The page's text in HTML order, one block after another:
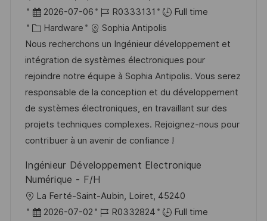
o
c
a
t
i
o
n
P
o
s
t
e
d
D
a
t
2026-07-06
J
o
b
I
d
R0333131
Full time
C
a
t
e
g
o
r
y
Hardware
Sophia Antipolis
Nous recherchons un Ingénieur développement et
intégration de systèmes électroniques pour
rejoindre notre équipe à Sophia Antipolis. Vous serez
responsable de la conception et du développement
de systèmes électroniques, en travaillant sur des
projets techniques complexes. Rejoignez-nous pour
contribuer à un avenir de confiance !
Ingénieur Développement Electronique
Numérique - F/H
L
o
La Ferté-Saint-Aubin, Loiret, 45240
P
2026-07-02
J
R0332824
Full time